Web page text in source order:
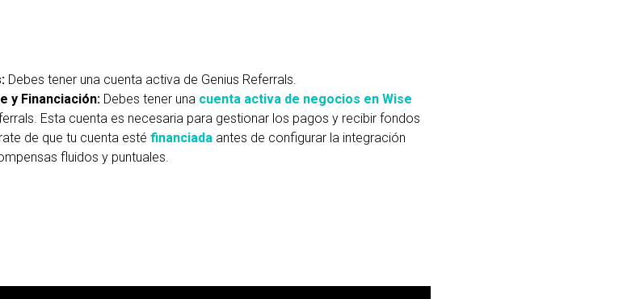
Debes tener una cuenta activa de Genius Referrals.
y Financiación: Debes tener una cuenta activa de negocios en Wise
Esta cuenta es necesaria para gestionar los pagos y recibir fondos
de que tu cuenta esté financiada antes de configurar la integración
fluidos y puntuales.